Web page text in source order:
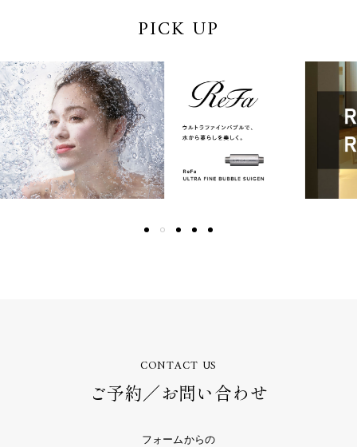
PICK UP
CONTACT US
ご予約／お問い合わせ
フォームからの